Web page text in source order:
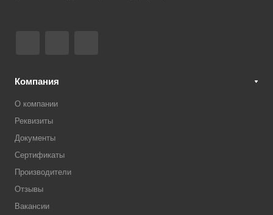
Компания
О компании
Реквизиты
Документы
Сертификаты
Производители
Отзывы
Вакансии